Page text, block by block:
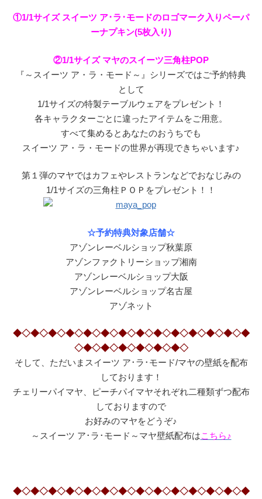
①1/1サイズ スイーツ ア･ラ･モードのロゴマーク入りペーパ
ーナプキン(5枚入り)
②1/1サイズ マヤのスイーツ三角柱POP
『～スイーツ ア・ラ・モード～』シリーズではご予約特典
として
1/1サイズの特製テーブルウェアをプレゼント！
各キャラクターごとに違ったアイテムをご用意。
すべて集めるとあなたのおうちでも
スイーツ ア・ラ・モードの世界が再現できちゃいます♪
第１弾のマヤではカフェやレストランなどでおなじみの
1/1サイズの三角柱ＰＯＰをプレゼント！！
☆予約特典対象店舗☆
アゾンレーベルショップ秋葉原
アゾンファクトリーショップ湘南
アゾンレーベルショップ大阪
アゾンレーベルショップ名古屋
アゾネット
◆◇◆◇◆◇◆◇◆◇◆◇◆◇◆◇◆◇◆◇◆◇◆◇◆◇◆
◇◆◇◆◇◆◇◆◇◆◇◆◇
そして、ただいまスイーツ ア･ラ･モード/マヤの壁紙を配布
しております！
チェリーパイマヤ、ピーチパイマヤそれぞれ二種類ずつ配布
しておりますので
お好みのマヤをどうぞ♪
～スイーツ ア･ラ･モード～マヤ壁紙配布はこちら♪
◆◇◆◇◆◇◆◇◆◇◆◇◆◇◆◇◆◇◆◇◆◇◆◇◆◇◆